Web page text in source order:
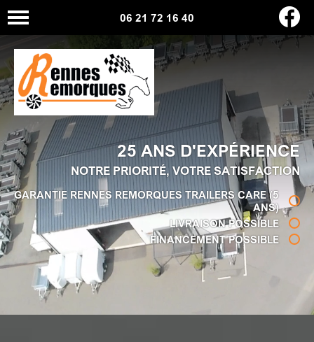
06 21 72 16 40
25 ANS D'EXPÉRIENCE
NOTRE PRIORITÉ, VOTRE SATISFACTION
GARANTIE RENNES REMORQUES TRAILERS CARE (5
ANS)
LIVRAISON POSSIBLE
FINANCEMENT POSSIBLE